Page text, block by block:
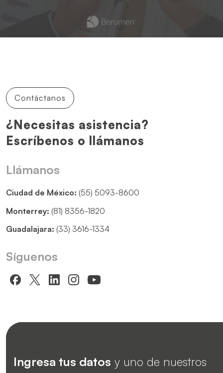
Contáctanos
¿Necesitas asistencia?
Escríbenos o llámanos
Llámanos
Ciudad de México: (55) 5093-8600
Monterrey: (81) 8356-1820
Guadalajara: (33) 3616-1334
Síguenos
Ingresa tus datos y uno de nuestros